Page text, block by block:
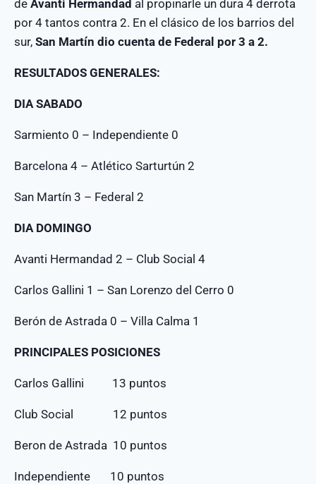
de Avanti Hermandad al propinarle un dura 4 derrota
por 4 tantos contra 2. En el clásico de los barrios del
sur, San Martín dio cuenta de Federal por 3 a 2.
RESULTADOS GENERALES:
DIA SABADO
Sarmiento 0 – Independiente 0
Barcelona 4 – Atlético Sarturtún 2
San Martín 3 – Federal 2
DIA DOMINGO
Avanti Hermandad 2 – Club Social 4
Carlos Gallini 1 – San Lorenzo del Cerro 0
Berón de Astrada 0 – Villa Calma 1
PRINCIPALES POSICIONES
Carlos Gallini 13 puntos
Club Social 12 puntos
Beron de Astrada 10 puntos
Independiente 10 puntos